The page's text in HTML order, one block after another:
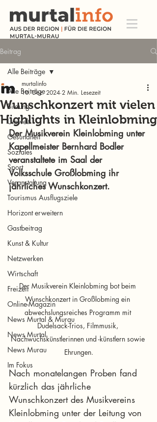
Beitrag
Alle Beiträge
Bildung
Umwelt
Gesundheit
Soziales
Sport
Veranstaltung
Tourismus Ausflugsziele
Horizont erweitern
Gastbeitrag
Kunst & Kultur
Netzwerken
Wirtschaft
Freizeit
Online-Magazin
News Murtal & Murau
News Murtal
News Murau
Im Fokus
Alle Beiträge
Wunschkonzert mit vielen
Highlights in Kleinlobming
murtalinfo
10. Dez. 2024 2 Min. Lesezeit
Der Musikverein Kleinlobming unter
Kapellmeister Bernhard Bodler
veranstaltete im Saal der
Volksschule Großlobming ihr
jährliches Wunschkonzert.
Der Musikverein Kleinlobming bot beim
Wunschkonzert in Großlobming ein
abwechslungsreiches Programm mit
Dudelsack-Trios, Filmmusik,
Nachwuchskünstlerinnen und -künstlern sowie
Ehrungen.
Nach monatelangen Proben fand
kürzlich das jährliche
Wunschkonzert des Musikvereins
Kleinlobming unter der Leitung von